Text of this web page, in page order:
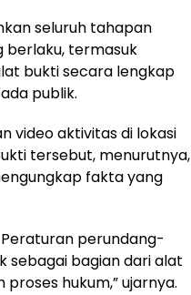
seluruh tahapan
berlaku, termasuk
bukti secara lengkap
publik.
video aktivitas di lokasi
tersebut, menurutnya,
fakta yang
perundang-
sebagai bagian dari alat
hukum,” ujarnya.